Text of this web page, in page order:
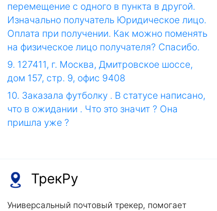
перемещение с одного в пункта в другой.
Изначально получатель Юридическое лицо.
Оплата при получении. Как можно поменять
на физическое лицо получателя? Спасибо.
9. 127411, г. Москва, Дмитровское шоссе,
дом 157, стр. 9, офис 9408
10. Заказала футболку . В статусе написано,
что в ожидании . Что это значит ? Она
пришла уже ?
ТрекРу
Универсальный почтовый трекер, помогает